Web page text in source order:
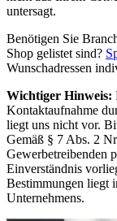
untersagt.
Benötigen Sie
Shop gelistet sind?
Wunschadressen
Wichtiger Hinweis:
Kontaktaufnahme
liegt uns nicht vor.
Gemäß § 7 Abs. 2
Gewerbetreibenden
Einverständnis
Bestimmungen liegt
Unternehmens.